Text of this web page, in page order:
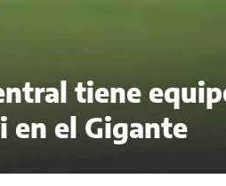
tiene
en el Gigante